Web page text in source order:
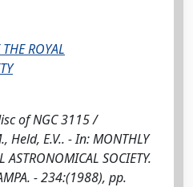
ROYAL
of NGC 3115 /
Held, E.V.. - In: MONTHLY
ASTRONOMICAL SOCIETY.
- 234:(1988), pp.